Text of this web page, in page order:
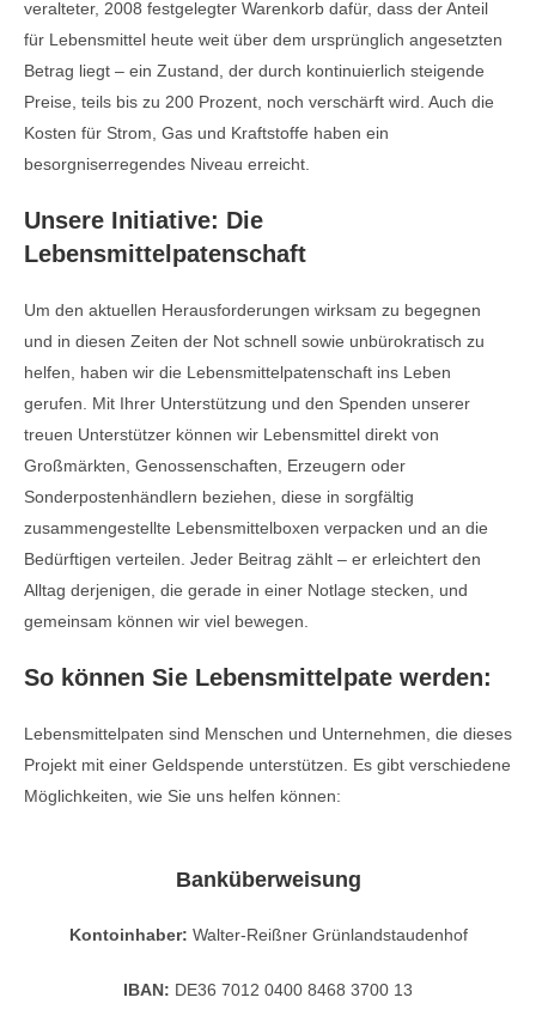
veralteter, 2008 festgelegter Warenkorb dafür, dass der Anteil
für Lebensmittel heute weit über dem ursprünglich angesetzten
Betrag liegt – ein Zustand, der durch kontinuierlich steigende
Preise, teils bis zu 200 Prozent, noch verschärft wird. Auch die
Kosten für Strom, Gas und Kraftstoffe haben ein
besorgniserregendes Niveau erreicht.
Unsere Initiative: Die
Lebensmittelpatenschaft
Um den aktuellen Herausforderungen wirksam zu begegnen
und in diesen Zeiten der Not schnell sowie unbürokratisch zu
helfen, haben wir die Lebensmittelpatenschaft ins Leben
gerufen. Mit Ihrer Unterstützung und den Spenden unserer
treuen Unterstützer können wir Lebensmittel direkt von
Großmärkten, Genossenschaften, Erzeugern oder
Sonderpostenhändlern beziehen, diese in sorgfältig
zusammengestellte Lebensmittelboxen verpacken und an die
Bedürftigen verteilen. Jeder Beitrag zählt – er erleichtert den
Alltag derjenigen, die gerade in einer Notlage stecken, und
gemeinsam können wir viel bewegen.
So können Sie Lebensmittelpate werden:
Lebensmittelpaten sind Menschen und Unternehmen, die dieses
Projekt mit einer Geldspende unterstützen. Es gibt verschiedene
Möglichkeiten, wie Sie uns helfen können:
Banküberweisung
Kontoinhaber: Walter-Reißner Grünlandstaudenhof
IBAN: DE36 7012 0400 8468 3700 13